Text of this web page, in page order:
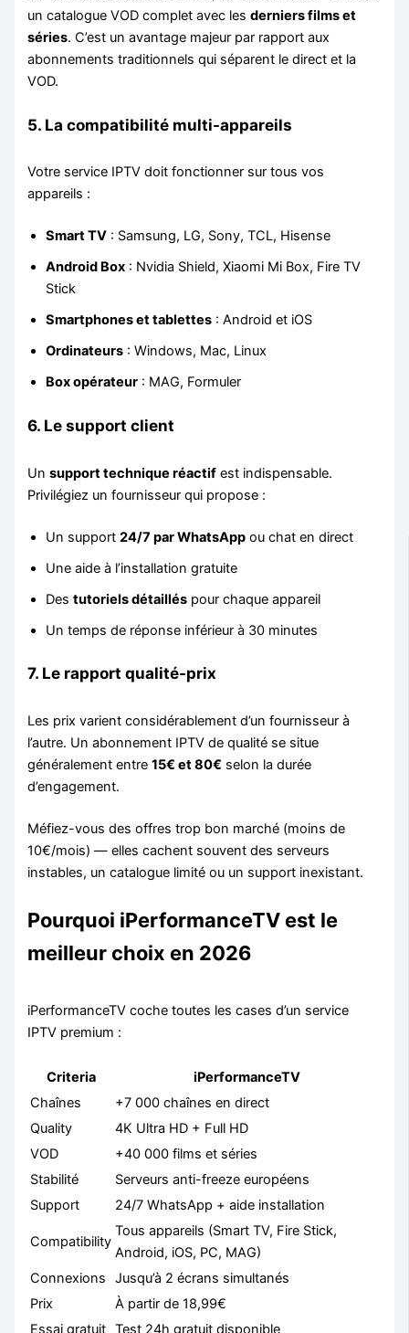
un catalogue VOD complet avec lesderniers films et
séries. C’est un avantage majeur par rapport aux
abonnements traditionnels qui séparent le direct et la
VOD.
5. La compatibilité multi-appareils
Votre service IPTV doit fonctionner sur tous vos
appareils :
Smart TV : Samsung, LG, Sony, TCL, Hisense
Android Box : Nvidia Shield, Xiaomi Mi Box, Fire TV
Stick
Smartphones et tablettes : Android et iOS
Ordinateurs : Windows, Mac, Linux
Box opérateur : MAG, Formuler
6. Le support client
Unsupport technique réactif est indispensable.
Privilégiez un fournisseur qui propose :
Un support24/7 par WhatsApp ou chat en direct
Une aide à l’installation gratuite
Destutoriels détaillés pour chaque appareil
Un temps de réponse inférieur à 30 minutes
7. Le rapport qualité-prix
Les prix varient considérablement d’un fournisseur à
l’autre. Un abonnement IPTV de qualité se situe
généralement entre15€ et 80€ selon la durée
d’engagement.
Méfiez-vous des offres trop bon marché (moins de
10€/mois) — elles cachent souvent des serveurs
instables, un catalogue limité ou un support inexistant.
Pourquoi iPerformanceTV est le
meilleur choix en 2026
iPerformanceTV coche toutes les cases d’un service
IPTV premium :
Criteria
iPerformanceTV
Chaînes
+7 000 chaînes en direct
Quality
4K Ultra HD + Full HD
VOD
+40 000 films et séries
Stabilité
Serveurs anti-freeze européens
Support
24/7 WhatsApp + aide installation
Compatibility
Tous appareils (Smart TV, Fire Stick,
Android, iOS, PC, MAG)
Connexions
Jusqu’à 2 écrans simultanés
Prix
À partir de 18,99€
Essai gratuit Test 24h gratuit disponible